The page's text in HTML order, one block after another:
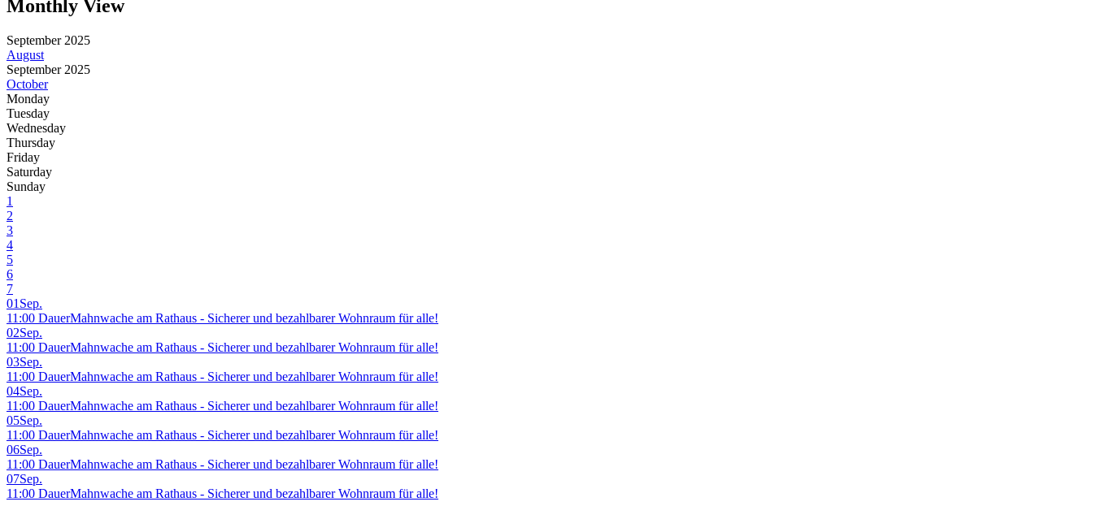
Monthly View
September 2025
August
September 2025
October
Monday
Tuesday
Wednesday
Thursday
Friday
Saturday
Sunday
1
2
3
4
5
6
7
01 Sep.
11:00 DauerMahnwache am Rathaus - Sicherer und bezahlbarer Wohnraum für alle!
02Sep.
11:00 DauerMahnwache am Rathaus - Sicherer und bezahlbarer Wohnraum für alle!
03Sep.
11:00 DauerMahnwache am Rathaus - Sicherer und bezahlbarer Wohnraum für alle!
04Sep.
11:00 DauerMahnwache am Rathaus - Sicherer und bezahlbarer Wohnraum für alle!
05Sep.
11:00 DauerMahnwache am Rathaus - Sicherer und bezahlbarer Wohnraum für alle!
06Sep.
11:00 DauerMahnwache am Rathaus - Sicherer und bezahlbarer Wohnraum für alle!
07Sep.
11:00 DauerMahnwache am Rathaus - Sicherer und bezahlbarer Wohnraum für alle!